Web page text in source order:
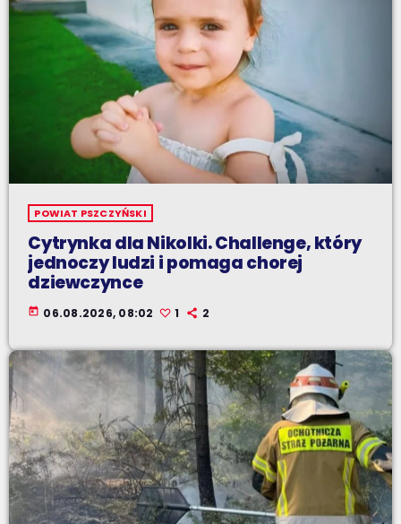
POWIAT PSZCZYŃSKI
Cytrynka dla Nikolki. Challenge, który
jednoczy ludzi i pomaga chorej
dziewczynce
today 06.08.2026, 08:02 1 2